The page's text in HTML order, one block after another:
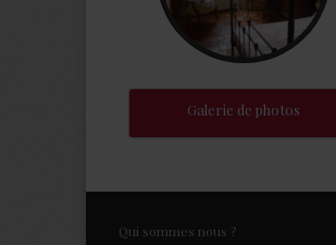
Galerie de photos
Qui sommes nous ?